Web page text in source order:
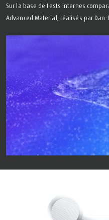
Sur la base de tests internes
Advanced Material, réalisés par Dan-